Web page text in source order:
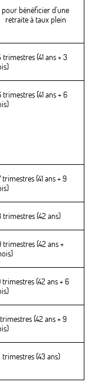
pour bénéficier d'une
retraite à taux plein
trimestres (41 ans + 3
trimestres (41 ans + 6
trimestres (41 ans + 9
trimestres (42 ans)
trimestres (42 ans +
trimestres (42 ans + 6
trimestres (42 ans + 9
trimestres (43 ans)